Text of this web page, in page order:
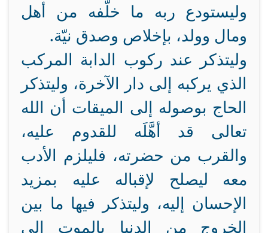
وليستودع ربه ما خلّفه من أهل
ومال وولد، بإخلاص وصدق نيّة.
وليتذكر عند ركوب الدابة المركب
الذي يركبه إلى دار الآخرة، وليتذكر
الحاج بوصوله إلى الميقات أن الله
تعالى قد أهَّلَه للقدوم عليه،
والقرب من حضرته، فليلزم الأدب
معه ليصلح لإقباله عليه بمزيد
الإحسان إليه، وليتذكر فيها ما بين
الخروج من الدنيا بالموت إلى